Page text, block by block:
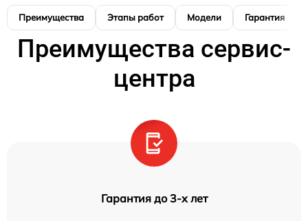
Преимущества Этапы работ Модели Гарантия
Преимущества сервис-
центра
Гарантия до 3-х лет